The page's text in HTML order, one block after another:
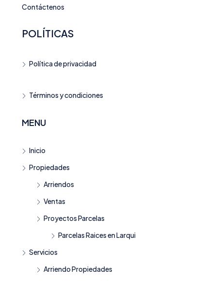
Contáctenos
POLÍTICAS
Política de privacidad
Términos y condiciones
MENU
Inicio
Propiedades
Arriendos
Ventas
Proyectos Parcelas
Parcelas Raices en Larqui
Servicios
Arriendo Propiedades